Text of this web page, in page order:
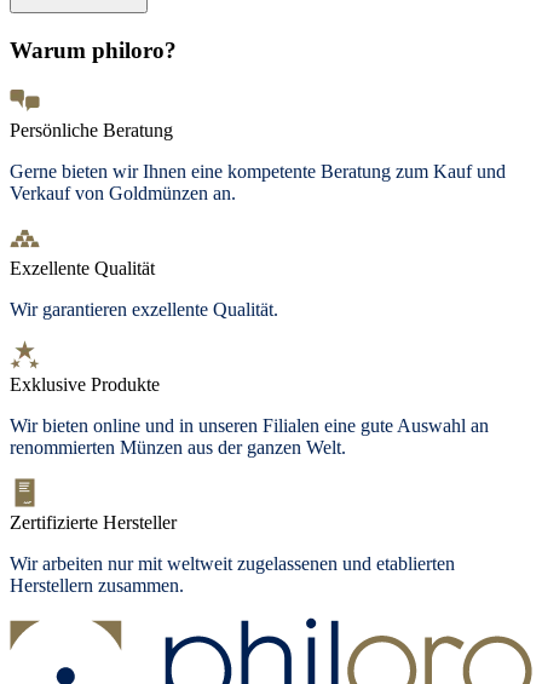
Warum philoro?
Persönliche Beratung
Gerne bieten wir Ihnen eine kompetente Beratung zum Kauf und
Verkauf von Goldmünzen an.
Exzellente Qualität
Wir garantieren exzellente Qualität.
Exklusive Produkte
Wir bieten online und in unseren Filialen eine gute Auswahl an
renommierten Münzen aus der ganzen Welt.
Zertifizierte Hersteller
Wir arbeiten nur mit weltweit zugelassenen und etablierten
Herstellern zusammen.